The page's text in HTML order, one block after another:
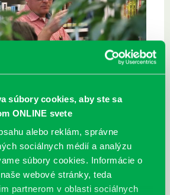
súbory cookies, aby ste sa
ONLINE svete
alebo reklám, správne
sociálnych médií a analýzu
súbory cookies. Informácie o
webové stránky, teda
partnerom v oblasti sociálnych